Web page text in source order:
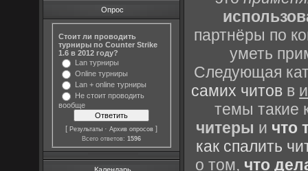
Опрос
Стоит ли проводить
турниры по Counter Strike
1.6 в 2012 году?
Lan турниры
Online турниры
Lan + online турниры
Не стоит проводить
вообще
[Результаты ·Архив опросов ]
Всего ответов:1596
партнёры по
уметь
Следующая
самих читов в
темы такие
читеры и что
как спалить
о том, что